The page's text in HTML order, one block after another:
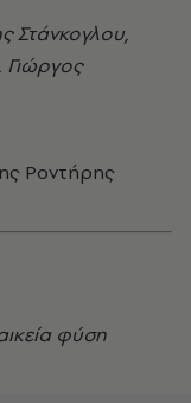
Στάνκογλου,
Ροντήρης
φύση